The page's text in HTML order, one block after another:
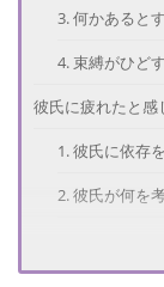
3. 何かあると
4. 束縛がひど
彼氏に疲れたと感
1. 彼氏に依存
2. 彼氏が何を